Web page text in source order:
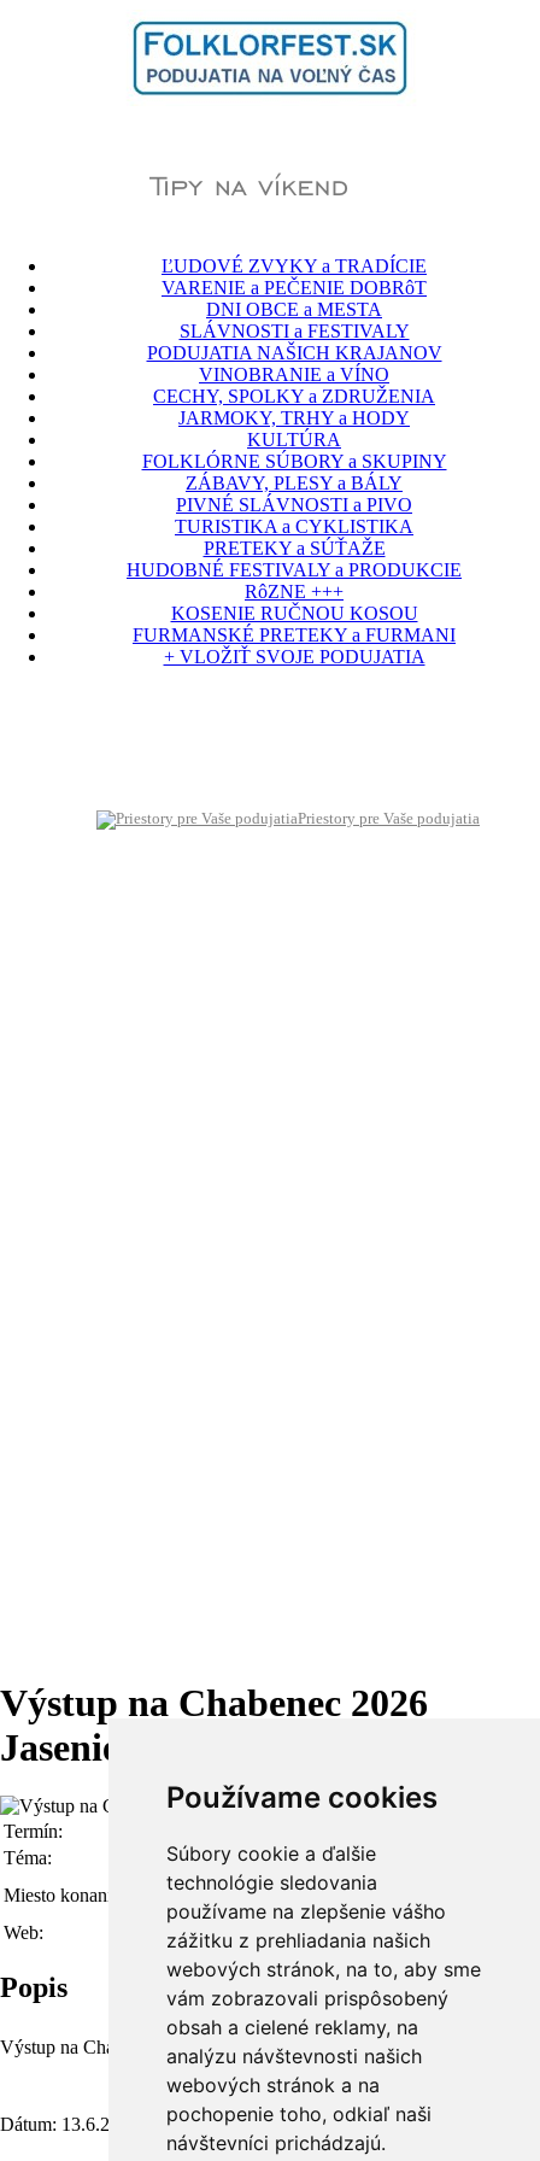
Používame cookies
Súbory cookie a ďalšie
technológie sledovania
používame na zlepšenie vášho
zážitku z prehliadania našich
webových stránok, na to, aby sme
vám zobrazovali prispôsobený
obsah a cielené reklamy, na
analýzu návštevnosti našich
webových stránok a na
pochopenie toho, odkiaľ naši
návštevníci prichádzajú.
ĽUDOVÉ ZVYKY a TRADÍCIE
VARENIE a PEČENIE DOBRôT
DNI OBCE a MESTA
SLÁVNOSTI a FESTIVALY
PODUJATIA NAŠICH KRAJANOV
VINOBRANIE a VÍNO
CECHY, SPOLKY a ZDRUŽENIA
JARMOKY, TRHY a HODY
KULTÚRA
FOLKLÓRNE SÚBORY a SKUPINY
ZÁBAVY, PLESY a BÁLY
PIVNÉ SLÁVNOSTI a PIVO
TURISTIKA a CYKLISTIKA
PRETEKY a SÚŤAŽE
HUDOBNÉ FESTIVALY a PRODUKCIE
RôZNE +++
KOSENIE RUČNOU KOSOU
FURMANSKÉ PRETEKY a FURMANI
+ VLOŽIŤ SVOJE PODUJATIA
Priestory pre Vaše podujatia
Výstup na Chabenec 2026
Jasenie - 24. ročník
Termín:
Téma:
TURISTIKA a CYKLISTIKA
Miesto konania:
Jasenie (SR - Banskobystrický kraj)
Ubytovanie·Počasie ·Cestovné poriadky
Web:
www.jasenie.sk
Popis
Výstup na Chabenec 2026 Jasenie - 24. ročník
Dátum: 13.6.2026